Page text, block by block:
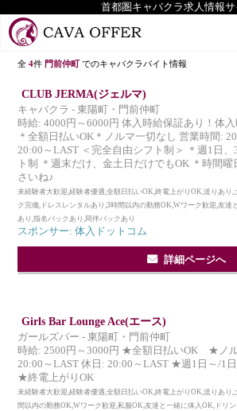
首都圏キャバクラ求人情報サ
全4件 門前仲町でのキャバクラバイト情報
CLUB JERMA(ジェルマ)
キャバクラ - 東陽町・門前仲町
時給: 4000円～6000円 体入時給保証あり！体入
＊全額日払いOK＊ノルマ一切なし 営業時間:
20:00～LAST ＜完全自由シフト制＞ ＊週1日
ト制 ＊週末だけ、金土日だけでもOK ＊時間
さいね♪
未経験者大歓迎,経験者優遇,全額日払いOK,終電上がりOK,送りあり,
ク完備,ドレスレンタルあり,3時間以内の勤務OK,Wワーク歓迎,友達
あり,指名バックあり,同伴バックあり
スポンサー: 体入ドットコム
詳細ページへ
Girls Bar Lounge Ace(エース)
ガールズバー - 東陽町・門前仲町
時給: 2500円～3000円 ★全額日払いOK ★ノ
20:00～LAST 休日: 20:00～LAST ★週1日～/1
★終電上がりOK
未経験者大歓迎,経験者優遇,全額日払いOK,終電上がりOK,送りあり,
間以内の勤務OK,Wワーク歓迎,私服OK,友達と一緒に体入OK,ドリ